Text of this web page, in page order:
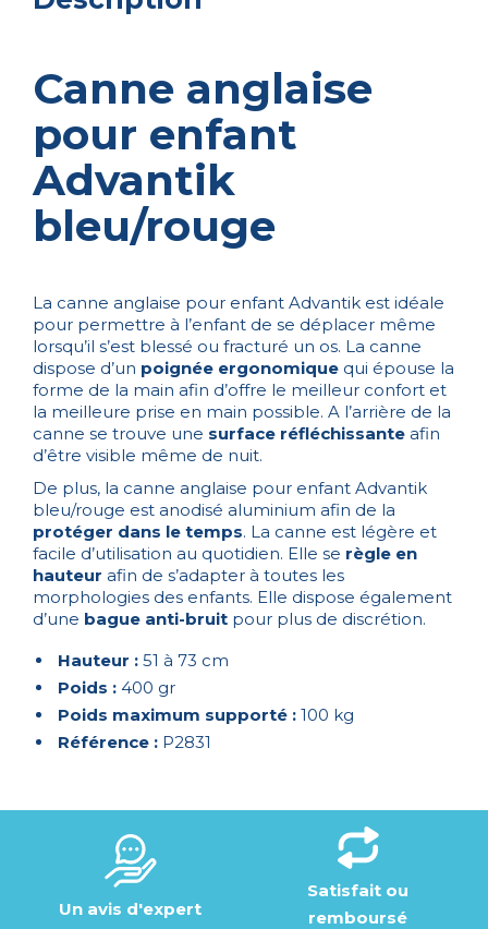
Canne anglaise
pour enfant
Advantik
bleu/rouge
La canne anglaise pour enfant Advantik est idéale
pour permettre à l’enfant de se déplacer même
lorsqu’il s’est blessé ou fracturé un os. La canne
dispose d’un poignée ergonomique qui épouse la
forme de la main afin d’offre le meilleur confort et
la meilleure prise en main possible. A l’arrière de la
canne se trouve une surface réfléchissante afin
d’être visible même de nuit.
De plus, la canne anglaise pour enfant Advantik
bleu/rouge est anodisé aluminium afin de la
protéger dans le temps. La canne est légère et
facile d’utilisation au quotidien. Elle se règle en
hauteur afin de s’adapter à toutes les
morphologies des enfants. Elle dispose également
d’une bague anti-bruit pour plus de discrétion.
Hauteur : 51 à 73 cm
Poids : 400 gr
Poids maximum supporté : 100 kg
Référence : P2831
Un avis d'expert
Satisfait ou
remboursé